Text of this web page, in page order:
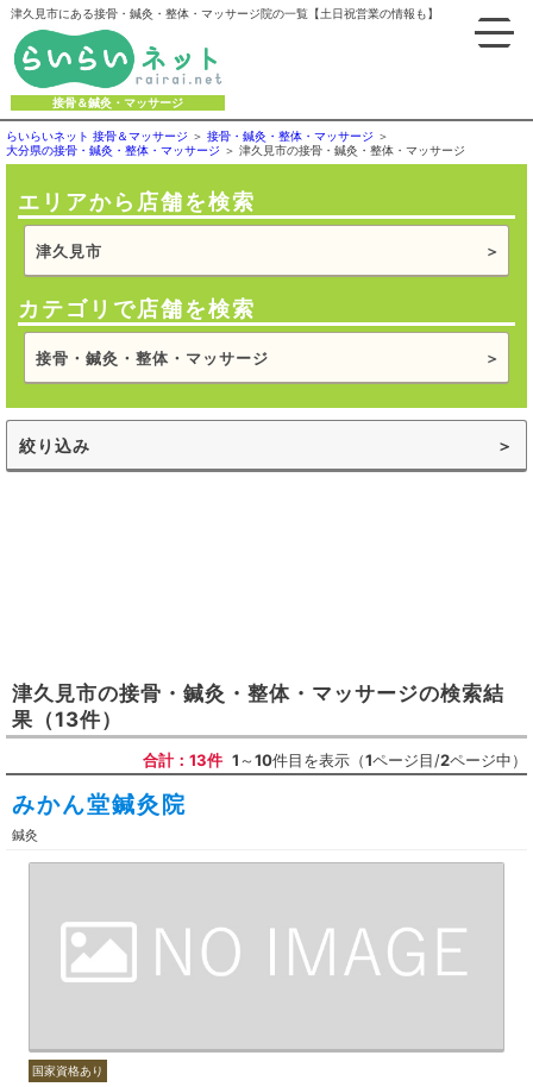
津久見市にある接骨・鍼灸・整体・マッサージ院の一覧【土日祝営業の情報も】
接骨＆鍼灸・マッサージ
らいらいネット 接骨＆マッサージ
接骨・鍼灸・整体・マッサージ
大分県の接骨・鍼灸・整体・マッサージ
津久見市の接骨・鍼灸・整体・マッサージ
エリアから店舗を検索
津久見市
カテゴリで店舗を検索
接骨・鍼灸・整体・マッサージ
絞り込み
津久見市の接骨・鍼灸・整体・マッサージの検索結
果 （13件）
合計：13件 1～10件目を表示（1ページ目/2ページ中）
みかん堂鍼灸院
鍼灸
国家資格あり